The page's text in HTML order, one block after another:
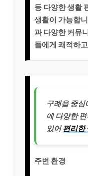
등 다양한 생활
생활이 가능합
과 다양한 커뮤
들에게 쾌적하
구례읍 중심
에 다양한
있어편리한
주변 환경